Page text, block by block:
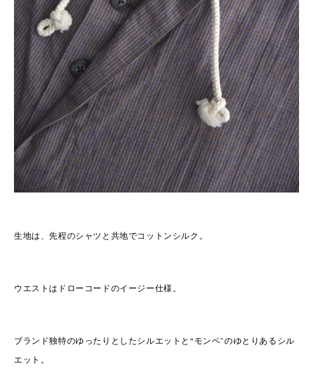
生地は、先程のシャツと共地でコットンシルク。
ウエストはドローコードのイージー仕様。
ブランド独特のゆったりとしたシルエットと“モンペ”のゆとりあるシル
エット。